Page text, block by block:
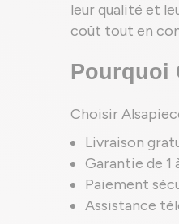
leur qualité et
coût tout en
Pourquoi
Choisir
Livraison
Garantie de 1
Paiement
Assistance